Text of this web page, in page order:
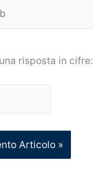
risposta in cifre: